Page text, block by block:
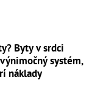
Byty v srdci
systém,
náklady